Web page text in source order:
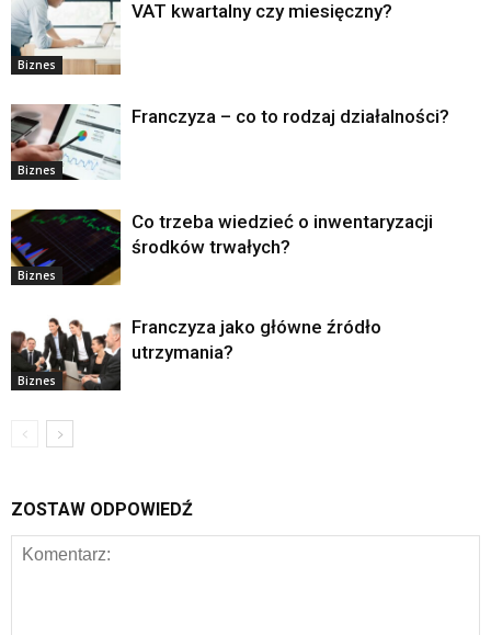
Biznes
VAT kwartalny czy miesięczny?
Biznes
Franczyza – co to rodzaj działalności?
Biznes
Co trzeba wiedzieć o inwentaryzacji
środków trwałych?
Biznes
Franczyza jako główne źródło
utrzymania?
ZOSTAW ODPOWIEDŹ